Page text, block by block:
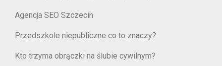
Agencja SEO Szczecin
Przedszkole niepubliczne co to znaczy?
Kto trzyma obrączki na ślubie cywilnym?